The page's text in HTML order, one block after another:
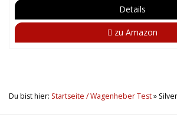
Details
zu Amazon
Du bist hier: Startseite / Wagenheber Test»